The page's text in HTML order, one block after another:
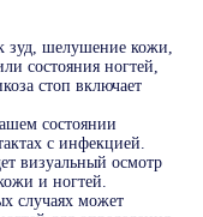
зуд, шелушение кожи,
состояния ногтей,
стоп включает
состоянии
с инфекцией.
визуальный осмотр
и ногтей.
случаях может